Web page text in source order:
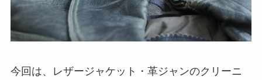
今回は、レザージャケット・革ジャンのクリーニ